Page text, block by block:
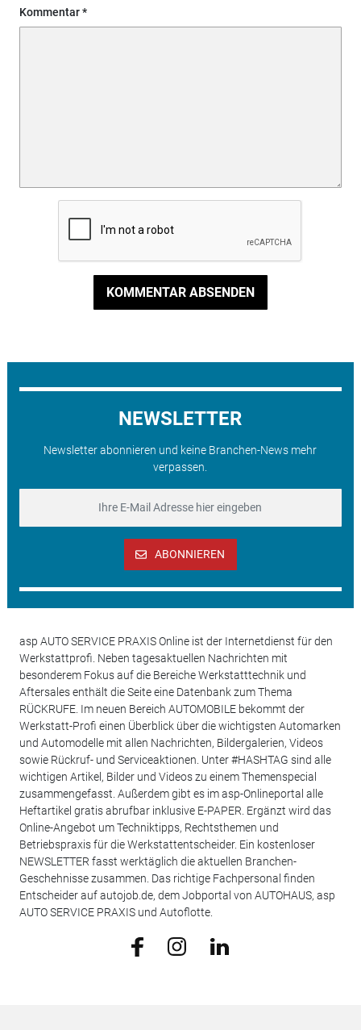
Kommentar
KOMMENTAR ABSENDEN
NEWSLETTER
Newsletter abonnieren und keine Branchen-News mehr
verpassen.
ABONNIEREN
asp AUTO SERVICE PRAXIS Online ist der Internetdienst für den
Werkstattprofi. Neben tagesaktuellen Nachrichten mit
besonderem Fokus auf die Bereiche Werkstatttechnik und
Aftersales enthält die Seite eine Datenbank zum Thema
RÜCKRUFE. Im neuen Bereich AUTOMOBILE bekommt der
Werkstatt-Profi einen Überblick über die wichtigsten Automarken
und Automodelle mit allen Nachrichten, Bildergalerien, Videos
sowie Rückruf- und Serviceaktionen. Unter #HASHTAG sind alle
wichtigen Artikel, Bilder und Videos zu einem Themenspecial
zusammengefasst. Außerdem gibt es im asp-Onlineportal alle
Heftartikel gratis abrufbar inklusive E-PAPER. Ergänzt wird das
Online-Angebot um Techniktipps, Rechtsthemen und
Betriebspraxis für die Werkstattentscheider. Ein kostenloser
NEWSLETTER fasst werktäglich die aktuellen Branchen-
Geschehnisse zusammen. Das richtige Fachpersonal finden
Entscheider auf autojob.de, dem Jobportal von AUTOHAUS, asp
AUTO SERVICE PRAXIS und Autoflotte.